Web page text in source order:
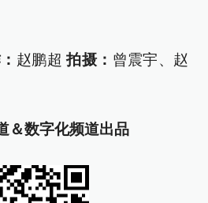
赵鹏超拍摄： 曾震宇、赵
＆数字化频道出品